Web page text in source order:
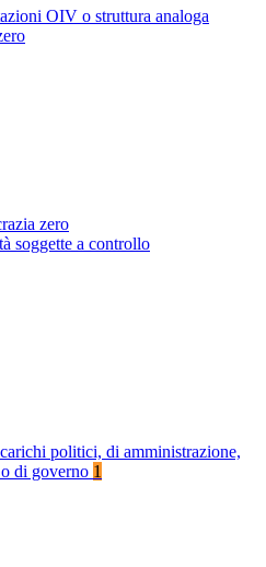
OIV o struttura analoga
zero
soggette a controllo
politici, di amministrazione,
di governo 1